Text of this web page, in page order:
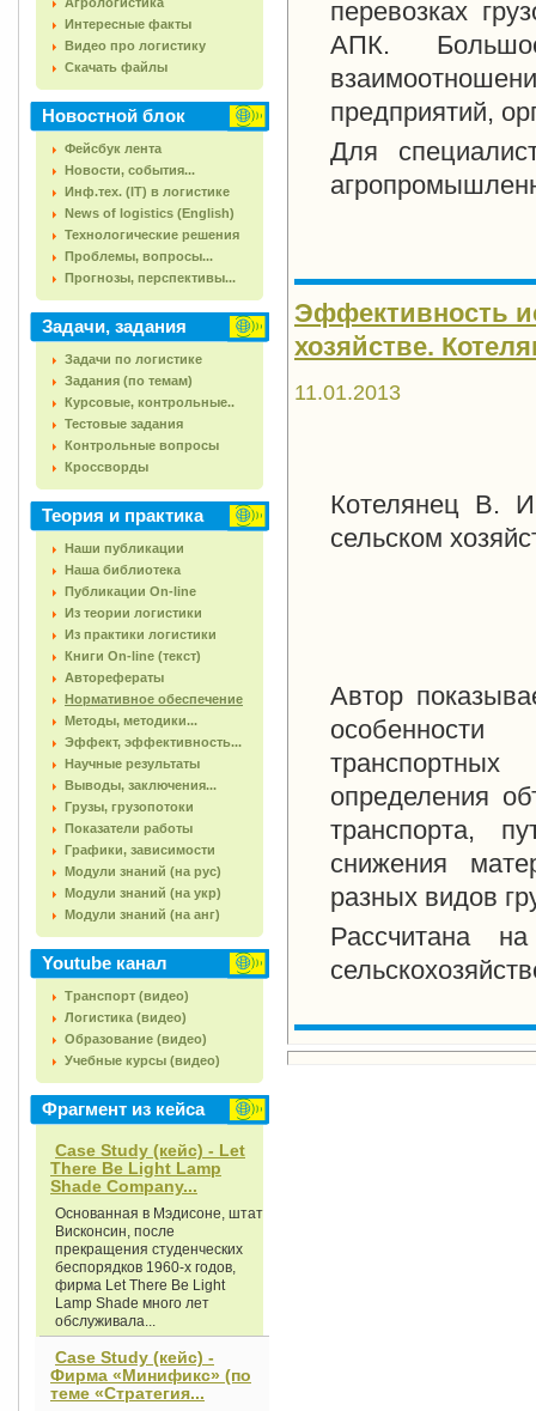
Интересные факты
Видео про логистику
Скачать файлы
Новостной блок
Фейсбук лента
Новости, события...
Инф.тех. (IT) в логистике
News of logistics (English)
Технологические решения
Проблемы, вопросы...
Прогнозы, перспективы...
Задачи, задания
Задачи по логистике
Задания (по темам)
Курсовые, контрольные..
Тестовые задания
Контрольные вопросы
Кроссворды
Теория и практика
Наши публикации
Наша библиотека
Публикации On-line
Из теории логистики
Из практики логистики
Книги On-line (текст)
Авторефераты
Нормативное обеспечение
Методы, методики...
Эффект, эффективность...
Научные результаты
Выводы, заключения...
Грузы, грузопотоки
Показатели работы
Графики, зависимости
Модули знаний (на рус)
Модули знаний (на укр)
Модули знаний (на анг)
Youtube канал
Транспорт (видео)
Логистика (видео)
Образование (видео)
Учебные курсы (видео)
Фрагмент из кейса
Case Study (кейс) - Let
There Be Light Lamp
Shade Company...
Основанная в Мэдисоне, штат
Висконсин, после
прекращения студенческих
беспорядков 1960-х годов,
фирма Let There Be Light
Lamp Shade много лет
обслуживала...
Case Study (кейс) -
Фирма «Минификс» (по
теме «Стратегия...
перевозках
АПК.
предприятий,
Для
Эффективность
хозяйстве.
11.01.2013
Котелянец В.
сельском
Автор
определения
транспорта,
снижения
разных видов
Рассчитана